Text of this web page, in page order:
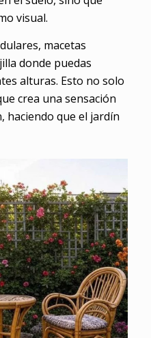
visual.
macetas
donde puedas
alturas. Esto no solo
crea una sensación
haciendo que el jardín